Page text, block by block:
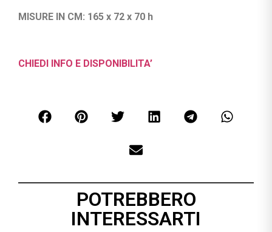
MISURE IN CM: 165 x 72 x 70 h
CHIEDI INFO E DISPONIBILITA’
POTREBBERO
INTERESSARTI